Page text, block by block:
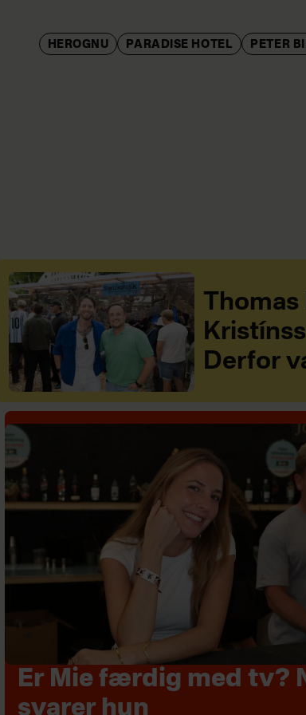
HEROGNU PARADISE HOTEL PETER
Derfor
Er Mie færdig med tv?
svarer hun